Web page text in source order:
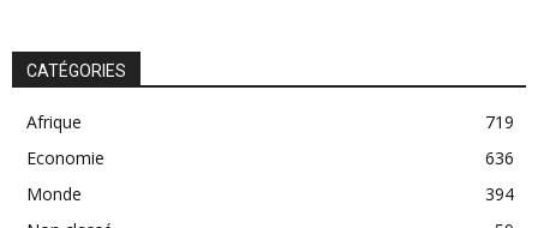
CATÉGORIES
Afrique
719
Economie
636
Monde
394